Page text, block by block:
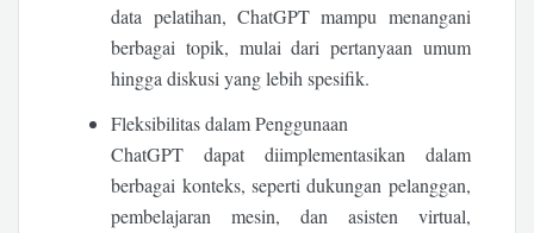
data pelatihan, ChatGPT mampu menangani
berbagai topik, mulai dari pertanyaan umum
hingga diskusi yang lebih spesifik.
Fleksibilitas dalam Penggunaan
ChatGPT dapat diimplementasikan dalam
berbagai konteks, seperti dukungan pelanggan,
pembelajaran mesin, dan asisten virtual,